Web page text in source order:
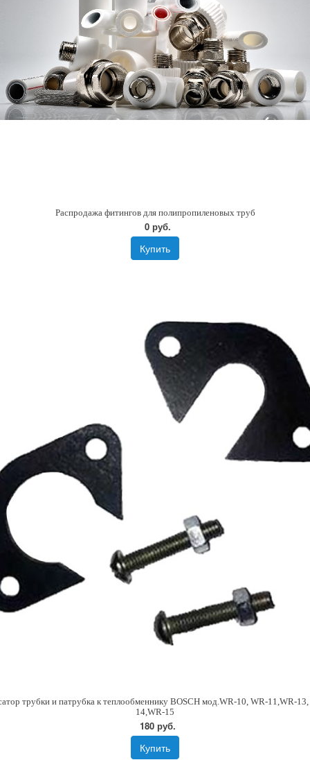
Распродажа фитингов для полипропиленовых труб
0 руб.
Купить
трубки и патрубка к теплообменнику BOSCH мод.WR-10, WR-11,WR-
14,WR-15
180 руб.
Купить